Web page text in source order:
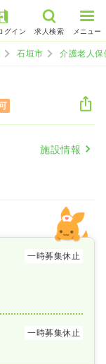
グイン 求人検索 メニュー
石垣市 介護老人
施設情報
一時募集休止
一時募集休止